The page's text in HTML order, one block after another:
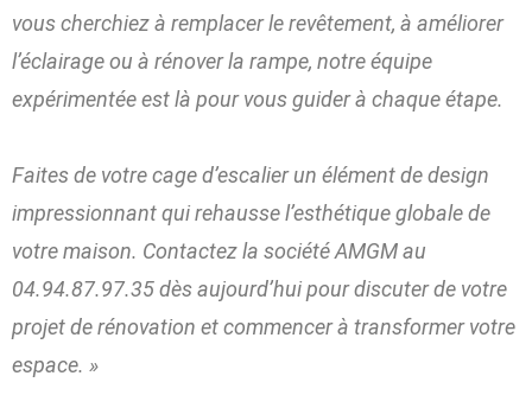
vous cherchiez à remplacer le revêtement, à améliorer
l’éclairage ou à rénover la rampe, notre équipe
expérimentée est là pour vous guider à chaque étape.
Faites de votre cage d’escalier un élément de design
impressionnant qui rehausse l’esthétique globale de
votre maison. Contactez la société AMGM au
04.94.87.97.35 dès aujourd’hui pour discuter de votre
projet de rénovation et commencer à transformer votre
espace. »